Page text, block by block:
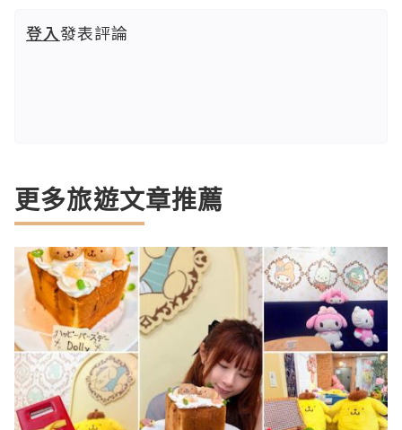
登入發表評論
更多旅遊文章推薦